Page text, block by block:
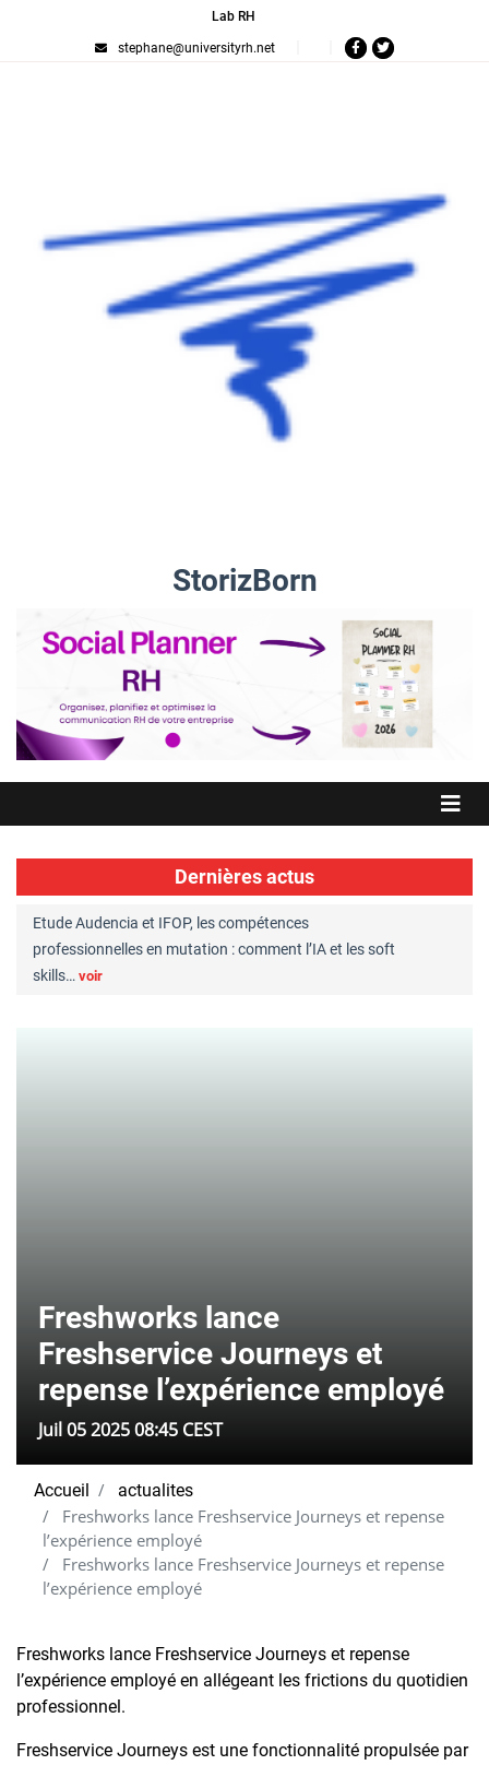
Lab RH
stephane@universityrh.net
StorizBorn
Dernières actus
Etude Audencia et IFOP, les compétences
professionnelles en mutation : comment l’IA et les soft
skills… voir
Freshworks lance
Freshservice Journeys et
repense l’expérience employé
Juil 05 2025 08:45 CEST
Accueil actualites
Freshworks lance Freshservice Journeys et repense
l’expérience employé
Freshworks lance Freshservice Journeys et repense
l’expérience employé
Freshworks lance Freshservice Journeys et repense
l’expérience employé en allégeant les frictions du quotidien
professionnel.
Freshservice Journeys est une fonctionnalité propulsée par